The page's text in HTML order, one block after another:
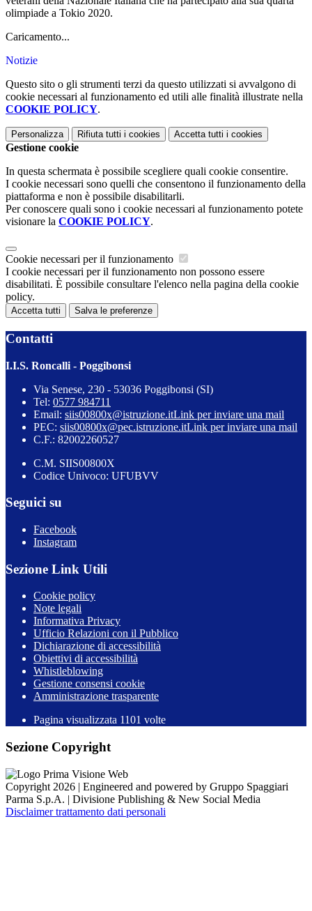
olimpiade a Tokio 2020.
Caricamento...
Notizie
Questo sito o gli strumenti terzi da questo utilizzati si avvalgono di
cookie necessari al funzionamento ed utili alle finalità illustrate nella
COOKIE POLICY.
Personalizza Rifiuta tutti i cookies Accetta tutti i cookies
Gestione cookie
In questa schermata è possibile scegliere quali cookie consentire.
I cookie necessari sono quelli che consentono il funzionamento della
piattaforma e non è possibile disabilitarli.
Per conoscere quali sono i cookie necessari al funzionamento potete
visionare la COOKIE POLICY.
Cookie necessari per il funzionamento
I cookie necessari per il funzionamento non possono essere
disabilitati. È possibile consultare l'elenco nella pagina della cookie
policy.
Accetta tutti Salva le preferenze
Contatti
I.I.S. Roncalli - Poggibonsi
Via Senese, 230 - 53036 Poggibonsi (SI)
Tel: 0577 984711
Email: siis00800x@istruzione.itLink per inviare una mail
PEC: siis00800x@pec.istruzione.itLink per inviare una mail
C.F.: 82002260527
C.M. SIIS00800X
Codice Univoco: UFUBVV
Seguici su
Facebook
Instagram
Sezione Link Utili
Cookie policy
Note legali
Informativa Privacy
Ufficio Relazioni con il Pubblico
Dichiarazione di accessibilità
Obiettivi di accessibilità
Whistleblowing
Gestione consensi cookie
Amministrazione trasparente
Pagina visualizzata 1101 volte
Sezione Copyright
Copyright 2026 | Engineered and powered by Gruppo Spaggiari
Parma S.p.A. | Divisione Publishing & New Social Media
Disclaimer trattamento dati personali